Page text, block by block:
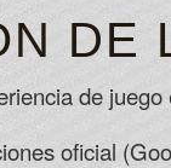
DE
de
oficial